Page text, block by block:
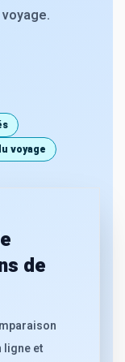
voyage
de
ligne et